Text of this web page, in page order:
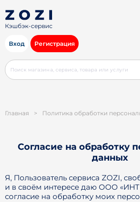
Кэшбэк-сервис
Вход Регистрация
Главная > Политика обработки
Согласие на обработку
данных
Я, Пользователь сервиса ZOZI,
и в своём интересе даю ООО
согласие на обработку моих